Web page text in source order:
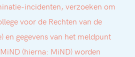
incidenten, verzoeken om
voor de Rechten van de
en gegevens van het meldpunt
(hierna: MiND) worden